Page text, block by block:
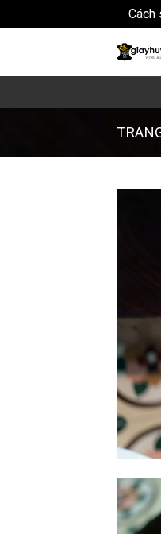
Cách
content